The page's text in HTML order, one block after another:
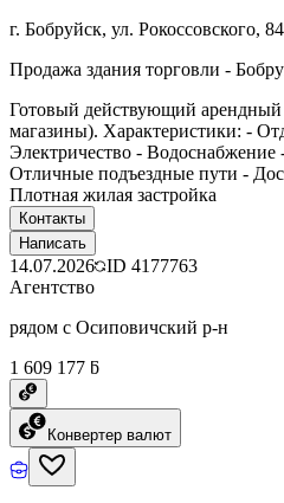
г. Бобруйск, ул. Рокоссовского, 84
Продажа здания торговли -
Готовый действующий арендный
магазины). Характеристики: -
Электричество -
Отличные подъездные пути -
Плотная жилая застройка
Контакты
Написать
14.07.2026 ID 4177763
Агентство
рядом с Осиповичский р-н
1 609 177 ƃ
Конвертер валют